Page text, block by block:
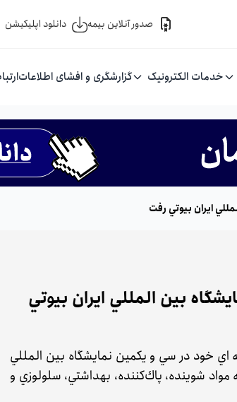
صدور آنلاین بیمه دانلود اپلیکیشن
خدمات الکترونیک گزارشگری و افشای اطلاعات
ايران بيوتي رفت
بين المللي ايران بيوتي
خود در سي‌ و يكمين نمايشگاه بين‌ المللي
شوينده، پاك‌كننده، بهداشتي، سلولوزي و